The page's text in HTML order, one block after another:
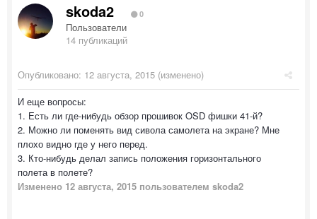
skoda2 0
Пользователи
14 публикаций
Опубликовано: 12 августа, 2015 (изменено)
И еще вопросы:
1. Есть ли где-нибудь обзор прошивок OSD фишки 41-й?
2. Можно ли поменять вид сивола самолета на экране? Мне
плохо видно где у него перед.
3. Кто-нибудь делал запись положения горизонтального
полета в полете?
Изменено 12 августа, 2015 пользователем skoda2